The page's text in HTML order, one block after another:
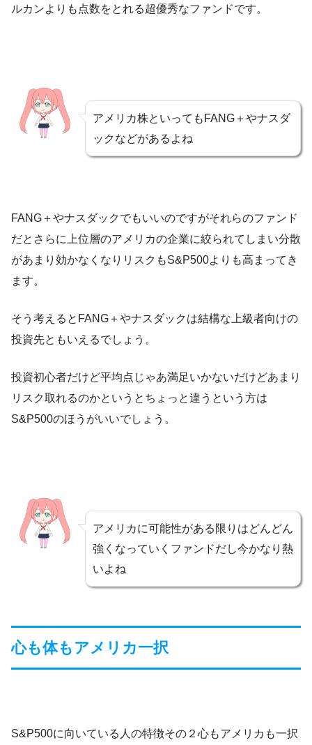
ルカンよりも点数をとれる超優秀なファンドです。
アメリカ株といってもFANG＋やナスダ
ックなどがあるよね
FANG＋やナスダックでもいいのですがそれらのファンド
だとさらに上位層のアメリカの企業に絞られてしまい分散
があまり効かなくなりリスクもS&P500よりも高まってき
ます。
そう考えるとFANG＋やナスダックは結構な上級者向けの
投資先ともいえるでしょう。
投資初心者だけど平均点じゃあ満足いかないだけどあまり
リスク取れるのかというとちょっと違うという方は
S&P500のほうがいいでしょう。
アメリカに可能性がある限りはどんどん
強くなっていくファンドだし今かなり熱
いよね
心も体もアメリカ一択
S&P500に向いている人の特徴その２心もアメリカも一択